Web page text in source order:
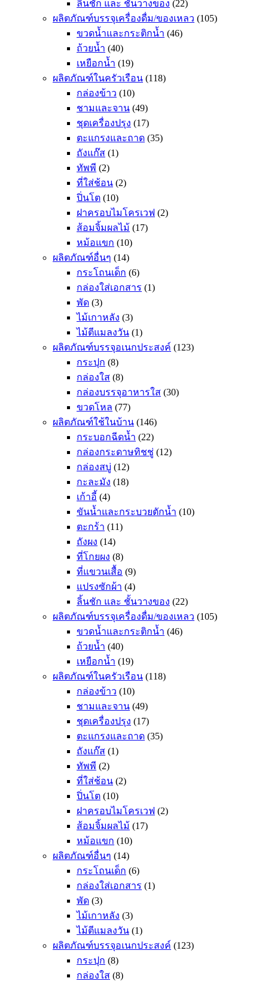
ลิ้นชัก และ ชั้นวางของ (22)
ผลิตภัณฑ์บรรจุเครื่องดื่ม/ของเหลว (105)
ขวดน้ำและกระติกน้ำ (46)
ถ้วยน้ำ (40)
เหยือกน้ำ (19)
ผลิตภัณฑ์ในครัวเรือน (118)
กล่องข้าว (10)
ชามและจาน (49)
ชุดเครื่องปรุง (17)
ตะแกรงและถาด (35)
ถังแก๊ส (1)
ทัพพี (2)
ที่ใส่ช้อน (2)
ปิ่นโต (10)
ฝาครอบไมโครเวฟ (2)
ส้อมจิ้มผลไม้ (17)
หม้อแขก (10)
ผลิตภัณฑ์อื่นๆ (14)
กระโถนเด็ก (6)
กล่องใส่เอกสาร (1)
พัด (3)
ไม้เกาหลัง (3)
ไม้ตีแมลงวัน (1)
ผลิตภัณฑ์บรรจุอเนกประสงค์ (123)
กระปุก (8)
กล่องใส (8)
กล่องบรรจุอาหารใส (30)
ขวดโหล (77)
ผลิตภัณฑ์ใช้ในบ้าน (146)
กระบอกฉีดน้ำ (22)
กล่องกระดาษทิชชู่ (12)
กล่องสบู่ (12)
กะละมัง (18)
เก้าอี้ (4)
ขันน้ำและกระบวยตักน้ำ (10)
ตะกร้า (11)
ถังผง (14)
ที่โกยผง (8)
ที่แขวนเสื้อ (9)
แปรงซักผ้า (4)
ลิ้นชัก และ ชั้นวางของ (22)
ผลิตภัณฑ์บรรจุเครื่องดื่ม/ของเหลว (105)
ขวดน้ำและกระติกน้ำ (46)
ถ้วยน้ำ (40)
เหยือกน้ำ (19)
ผลิตภัณฑ์ในครัวเรือน (118)
กล่องข้าว (10)
ชามและจาน (49)
ชุดเครื่องปรุง (17)
ตะแกรงและถาด (35)
ถังแก๊ส (1)
ทัพพี (2)
ที่ใส่ช้อน (2)
ปิ่นโต (10)
ฝาครอบไมโครเวฟ (2)
ส้อมจิ้มผลไม้ (17)
หม้อแขก (10)
ผลิตภัณฑ์อื่นๆ (14)
กระโถนเด็ก (6)
กล่องใส่เอกสาร (1)
พัด (3)
ไม้เกาหลัง (3)
ไม้ตีแมลงวัน (1)
ผลิตภัณฑ์บรรจุอเนกประสงค์ (123)
กระปุก (8)
กล่องใส (8)